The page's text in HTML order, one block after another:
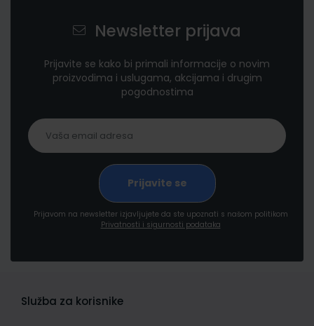
Newsletter prijava
Prijavite se kako bi primali informacije o novim
proizvodima i uslugama, akcijama i drugim
pogodnostima
Prijavom na newsletter izjavljujete da ste upoznati s našom politikom
Privatnosti i sigurnosti podataka
Služba za korisnike